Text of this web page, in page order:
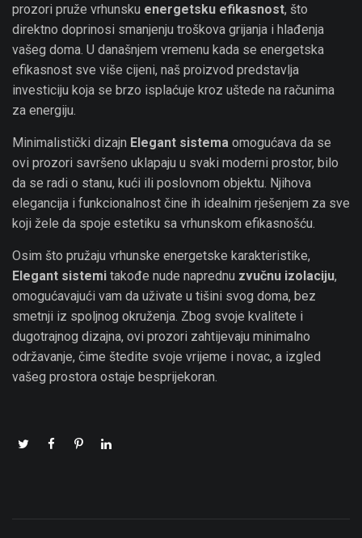
prozori pruže vrhunsku energetsku efikasnost, što
direktno doprinosi smanjenju troškova grijanja i hlađenja
vašeg doma. U današnjem vremenu kada se energetska
efikasnost sve više cijeni, naš proizvod predstavlja
investiciju koja se brzo isplaćuje kroz uštede na računima
za energiju.
Minimalistički dizajn Elegant sistema omogućava da se
ovi prozori savršeno uklapaju u svaki moderni prostor, bilo
da se radi o stanu, kući ili poslovnom objektu. Njihova
elegancija i funkcionalnost čine ih idealnim rješenjem za sve
koji žele da spoje estetiku sa vrhunskom efikasnošću.
Osim što pružaju vrhunske energetske karakteristike,
Elegant sistemi takođe nude naprednu zvučnu izolaciju,
omogućavajući vam da uživate u tišini svog doma, bez
smetnji iz spoljnog okruženja. Zbog svoje kvalitete i
dugotrajnog dizajna, ovi prozori zahtijevaju minimalno
održavanje, čime štedite svoje vrijeme i novac, a izgled
vašeg prostora ostaje besprijekoran.